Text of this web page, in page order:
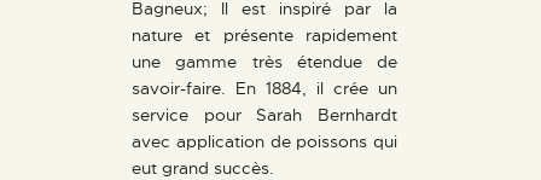
Bagneux; Il est inspiré par la
nature et présente rapidement
une gamme très étendue de
savoir-faire. En 1884, il crée un
service pour Sarah Bernhardt
avec application de poissons qui
eut grand succès.